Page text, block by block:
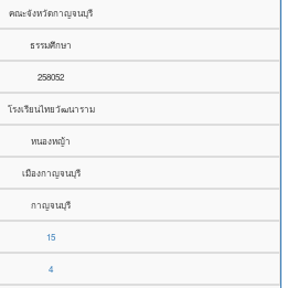
คณะจังหวัดกาญจนบุรี
ธรรมศึกษา
258052
โรงเรียนไทยวัฒนาราม
หนองหญ้า
เมืองกาญจนบุรี
กาญจนบุรี
15
4